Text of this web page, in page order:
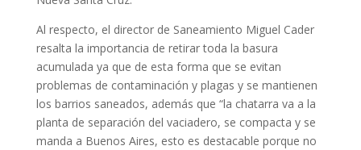
Al respecto, el director de Saneamiento Miguel Cader
resalta la importancia de retirar toda la basura
acumulada ya que de esta forma que se evitan
problemas de contaminación y plagas y se mantienen
los barrios saneados, además que “la chatarra va a la
planta de separación del vaciadero, se compacta y se
manda a Buenos Aires, esto es destacable porque no